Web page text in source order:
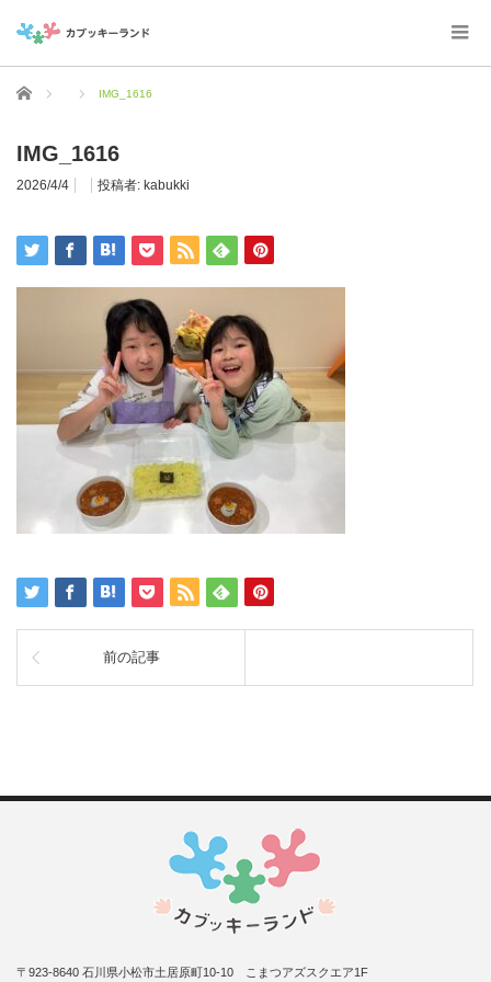
ホーム IMG_1616
IMG_1616
2026/4/4 投稿者: kabukki
前の記事
〒923-8640 石川県小松市土居原町10-10 こまつアズスクエア1F